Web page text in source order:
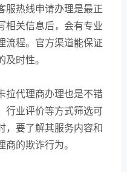
服热线申请办理是最正
相关信息后，会有专业
流程。官方渠道能保证
时性。
拉代理商办理也是不错
行业评价等方式筛选可
，要了解其服务内容和
的欺诈行为。